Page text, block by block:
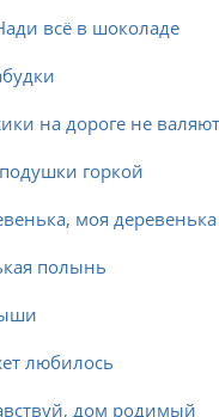
всё в шоколаде
на дороге не
горкой
моя деревенька
полынь
любилось
дом родимый